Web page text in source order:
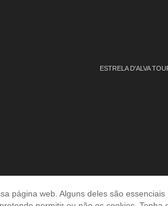
ESTRELA D'ALVA
página web. Alguns deles são